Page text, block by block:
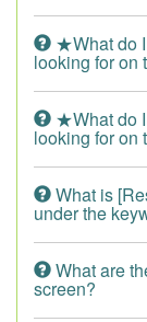
★What do
looking for on
★What do
looking for on
What is
under the
What are
screen?